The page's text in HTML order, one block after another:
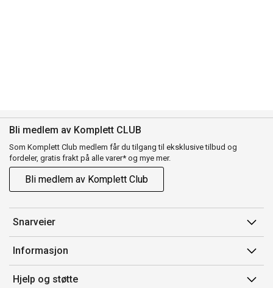
Bli medlem av Komplett CLUB
Som Komplett Club medlem får du tilgang til eksklusive tilbud og
fordeler, gratis frakt på alle varer* og mye mer.
Bli medlem av Komplett Club
Snarveier
Min side
Ordreoversikt
Flex
Informasjon
Salgsbetingelser
Hjelp og støtte